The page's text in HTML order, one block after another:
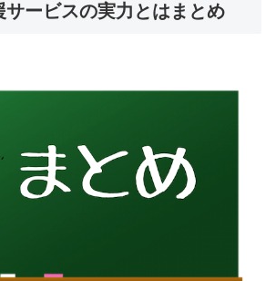
サービスの実力とはまとめ